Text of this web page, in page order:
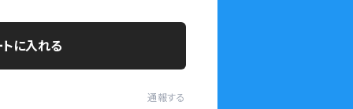
に入れる
通報する